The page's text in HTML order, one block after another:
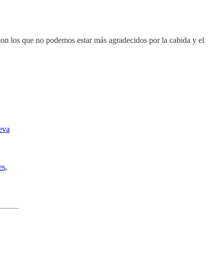
los que no podemos estar más agradecidos por la cabida y el